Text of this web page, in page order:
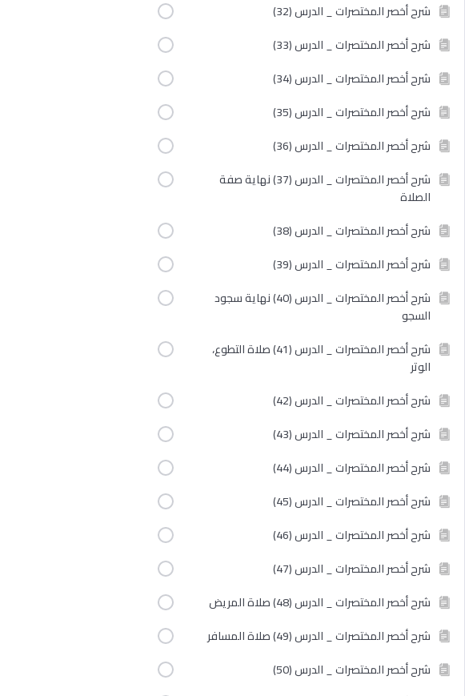
شرح أخصر المختصرات _ الدرس (32)
شرح أخصر المختصرات _ الدرس (33)
شرح أخصر المختصرات _ الدرس (34)
شرح أخصر المختصرات _ الدرس (35)
شرح أخصر المختصرات _ الدرس (36)
شرح أخصر المختصرات _ الدرس (37) نهاية صفة
الصلاة
شرح أخصر المختصرات _ الدرس (38)
شرح أخصر المختصرات _ الدرس (39)
شرح أخصر المختصرات _ الدرس (40) نهاية سجود
السجو
شرح أخصر المختصرات _ الدرس (41) صلاة التطوع،
الوتر
شرح أخصر المختصرات _ الدرس (42)
شرح أخصر المختصرات _ الدرس (43)
شرح أخصر المختصرات _ الدرس (44)
شرح أخصر المختصرات _ الدرس (45)
شرح أخصر المختصرات _ الدرس (46)
شرح أخصر المختصرات _ الدرس (47)
شرح أخصر المختصرات _ الدرس (48) صلاة المريض
شرح أخصر المختصرات _ الدرس (49) صلاة المسافر
شرح أخصر المختصرات _ الدرس (50)